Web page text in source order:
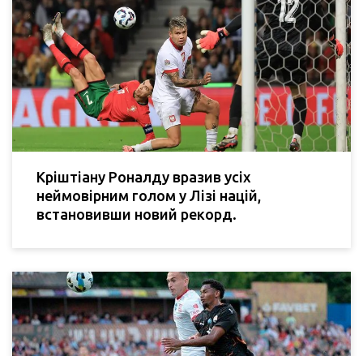
Кріштіану Роналду вразив усіх
неймовірним голом у Лізі націй,
встановивши новий рекорд.